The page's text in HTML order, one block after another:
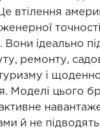
втілення
Вони ідеально
ремонту,
і
Моделі цього
й не